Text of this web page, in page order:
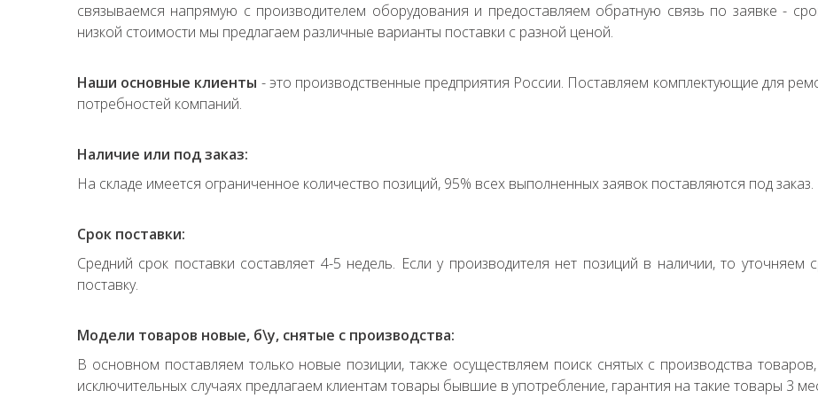
связываемся напрямую с производителем оборудования и предоставляем обратную связь по заявке -
низкой стоимости мы предлагаем различные варианты поставки с разной ценой.
Наши основные клиенты - это производственные предприятия России. Поставляем комплектующие для
потребностей компаний.
Наличие или под заказ:
На складе имеется ограниченное количество позиций, 95% всех выполненных заявок поставляются под заказ.
Срок поставки:
Средний срок поставки составляет 4-5 недель. Если у производителя нет позиций в наличии, то уточняем
поставку.
Модели товаров новые, б\у, снятые с производства:
В основном поставляем только новые позиции, также осуществляем поиск снятых с производства
исключительных случаях предлагаем клиентам товары бывшие в употребление, гарантия на такие товары 3